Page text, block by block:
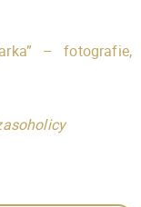
– fotografie,